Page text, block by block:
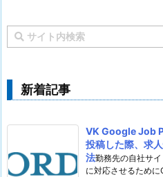
新着記事
VK Google Job
投稿した際、求
法勤務先の自社サ
に対応させるために